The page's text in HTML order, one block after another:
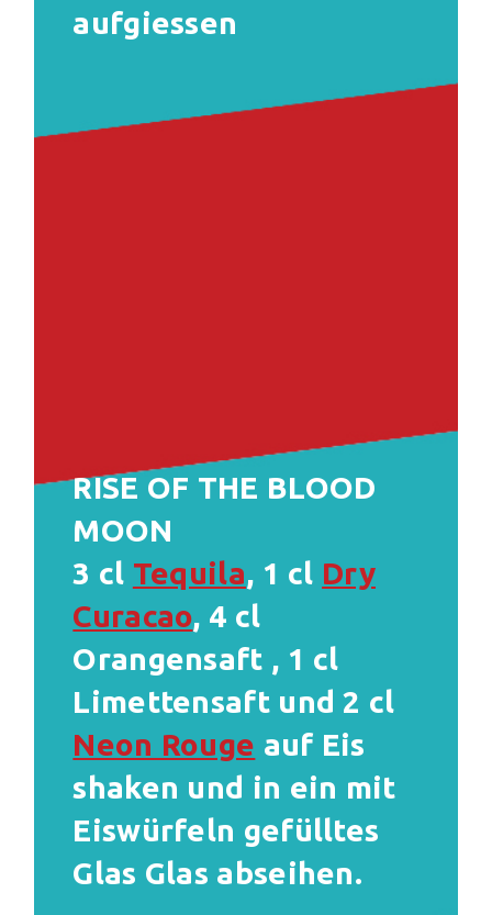
aufgiessen
RISE OF THE BLOOD
MOON
3 cl Tequila, 1 cl Dry
Curacao, 4 cl
Orangensaft , 1 cl
Limettensaft und 2 cl
Neon Rouge auf Eis
shaken und in ein mit
Eiswürfeln gefülltes
Glas Glas abseihen.